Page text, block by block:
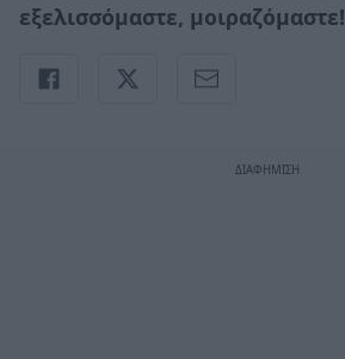
εξελισσόμαστε, μοιραζόμαστε!